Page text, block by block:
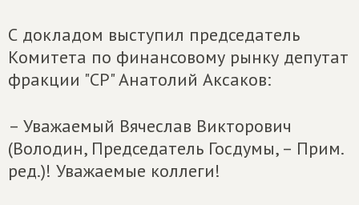
С докладом выступил председатель
Комитета по финансовому рынку депутат
фракции "СР" Анатолий Аксаков:
– Уважаемый Вячеслав Викторович
(Володин, Председатель Госдумы, – Прим.
ред.)! Уважаемые коллеги!